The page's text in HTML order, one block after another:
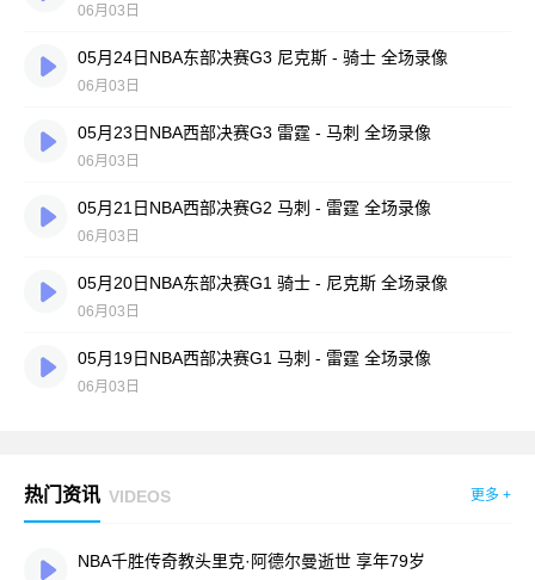
06月03日
05月24日NBA东部决赛G3 尼克斯 - 骑士 全场录像
06月03日
05月23日NBA西部决赛G3 雷霆 - 马刺 全场录像
06月03日
05月21日NBA西部决赛G2 马刺 - 雷霆 全场录像
06月03日
05月20日NBA东部决赛G1 骑士 - 尼克斯 全场录像
06月03日
05月19日NBA西部决赛G1 马刺 - 雷霆 全场录像
06月03日
热门资讯 VIDEOS 更多 +
NBA千胜传奇教头里克·阿德尔曼逝世 享年79岁